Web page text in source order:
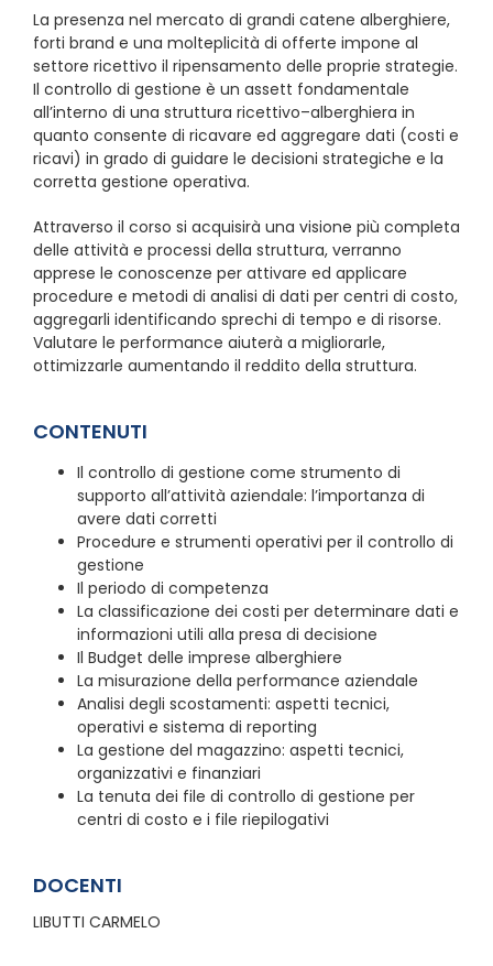
La presenza nel mercato di grandi catene alberghiere,
forti brand e una molteplicità di offerte impone al
settore ricettivo il ripensamento delle proprie strategie.
Il controllo di gestione è un assett fondamentale
all’interno di una struttura ricettivo–alberghiera in
quanto consente di ricavare ed aggregare dati (costi e
ricavi) in grado di guidare le decisioni strategiche e la
corretta gestione operativa.
Attraverso il corso si acquisirà una visione più completa
delle attività e processi della struttura, verranno
apprese le conoscenze per attivare ed applicare
procedure e metodi di analisi di dati per centri di costo,
aggregarli identificando sprechi di tempo e di risorse.
Valutare le performance aiuterà a migliorarle,
ottimizzarle aumentando il reddito della struttura.
CONTENUTI
Il controllo di gestione come strumento di
supporto all’attività aziendale: l’importanza di
avere dati corretti
Procedure e strumenti operativi per il controllo di
gestione
Il periodo di competenza
La classificazione dei costi per determinare dati e
informazioni utili alla presa di decisione
Il Budget delle imprese alberghiere
La misurazione della performance aziendale
Analisi degli scostamenti: aspetti tecnici,
operativi e sistema di reporting
La gestione del magazzino: aspetti tecnici,
organizzativi e finanziari
La tenuta dei file di controllo di gestione per
centri di costo e i file riepilogativi
DOCENTI
LIBUTTI CARMELO